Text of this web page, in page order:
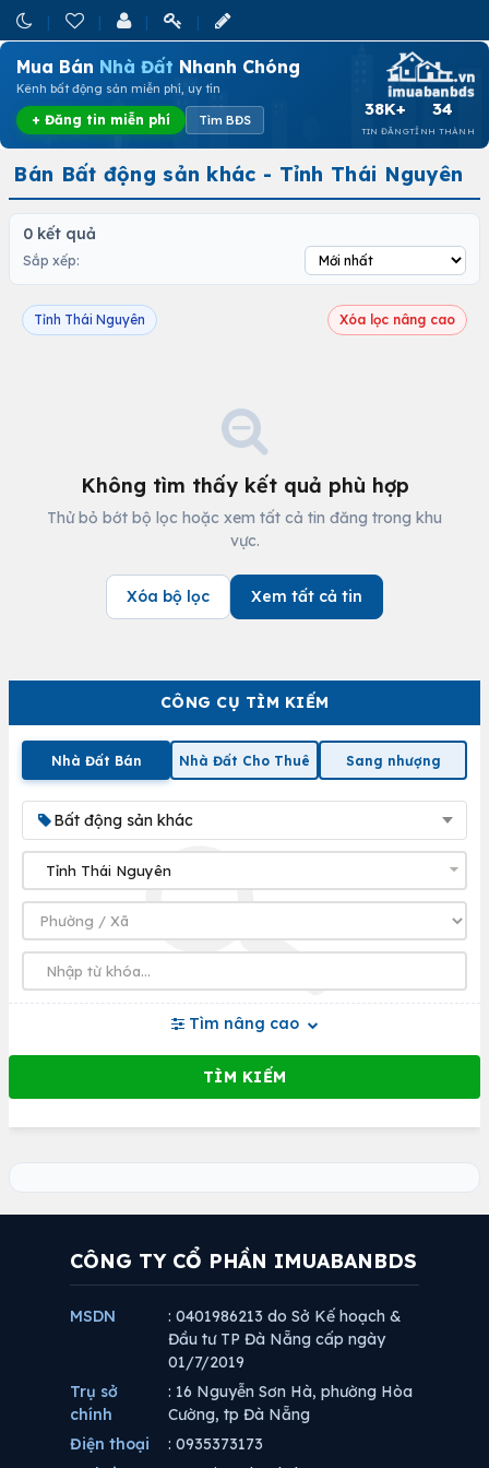
Mua Bán Nhà Đất Nhanh Chóng
Kênh bất động sản miễn phí, uy tín
+ Đăng tin miễn phí Tìm BĐS
38K+
TIN ĐĂNG
34
TỈNH THÀNH
CÔNG CỤ TÌM KIẾM
Nhà Đất Bán Nhà Đất Cho Thuê Sang nhượng
Bất động sản khác
Tìm nâng cao
Bán Bất động sản khác - Tỉnh Thái Nguyên
0 kết quả
Sắp xếp:
Tỉnh Thái Nguyên Xóa lọc nâng cao
Không tìm thấy kết quả phù hợp
Thử bỏ bớt bộ lọc hoặc xem tất cả tin đăng trong khu
vực.
Xóa bộ lọc Xem tất cả tin
CÔNG TY CỔ PHẦN IMUABANBDS
MSDN
: 0401986213 do Sở Kế hoạch &
Đầu tư TP Đà Nẵng cấp ngày
01/7/2019
Trụ sở
chính
: 16 Nguyễn Sơn Hà, phường Hòa
Cường, tp Đà Nẵng
Điện thoại
: 0935373173